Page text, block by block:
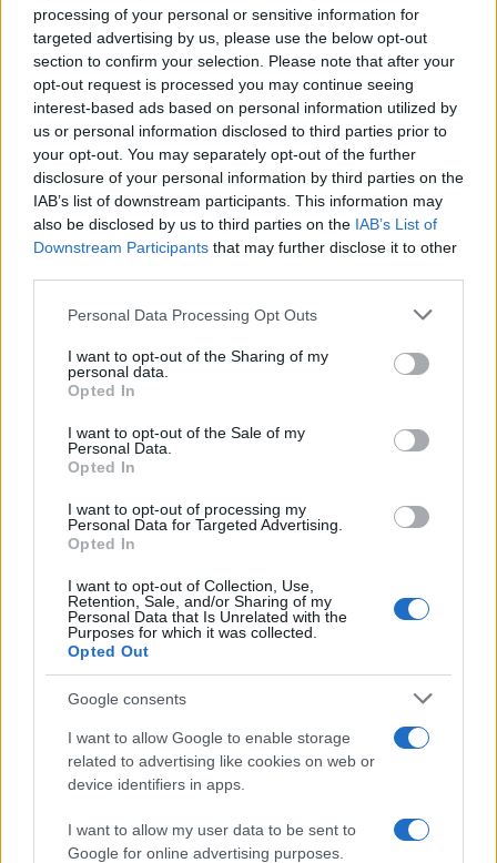
processing of your personal or sensitive information for
targeted advertising by us, please use the below opt-out
section to confirm your selection. Please note that after your
opt-out request is processed you may continue seeing
interest-based ads based on personal information utilized by
us or personal information disclosed to third parties prior to
your opt-out. You may separately opt-out of the further
disclosure of your personal information by third parties on the
IAB’s list of downstream participants. This information may
also be disclosed by us to third parties on the IAB’s List of
Downstream Participants that may further disclose it to other
Please note that this website/app uses one or more Google
not limited to your visit or usage behaviour. You may click to
grant or deny consent to Google and its third-party tags to
use your data for below specified purposes in below Google
consent section.
Personal Data Processing Opt Outs
I want to opt-out of the Sharing of my
personal data.
Opted In
I want to opt-out of the Sale of my
Personal Data.
Opted In
I want to opt-out of processing my
Personal Data for Targeted Advertising.
Opted In
I want to opt-out of Collection, Use,
Retention, Sale, and/or Sharing of my
Personal Data that Is Unrelated with the
Purposes for which it was collected.
Opted Out
Google consents
I want to allow Google to enable storage
related to advertising like cookies on web or
device identifiers in apps.
I want to allow my user data to be sent to
Google for online advertising purposes.
Hogyan választották ki erre a munkára a zenekart?
Sapszon Bálint:Danny Elfmannel dolgoztunk már együtt
máskor is, így nem voltunk egymás számára ismeretlenek. A
sorozat másik zeneszerzője, Chris Bacon is nagyon jókat
hallott rólunk, így végül mindketten mellettünk döntöttek. Az
volt az eredeti koncepció, hogy a csellószólókat Los
Angelesben veszik majd fel. Ez eleinte így is volt, de miután
meghallottákÖlveti Mátyás, a zenekar csellószólam-
vezetőjének a játékát, onnantól Los Angeles-i csellista
Önt ezek szerint nem ismerték korábbról a
zeneszerzők.
Ölveti Mátyás:
Nem. Ez ilyenkor bizalmi alapon működik,
tehát az első session alkalmával egy-két kisebb szólót írtak,
minden szólót rám bíztak. Illetve folyamatosan
egyeztettünk, hogy biztosan minden felvétel alkalmával ott
tudjak lenni.
zeneszerzők?
Angelesből online hallgatták a felvételeket és instruálták a